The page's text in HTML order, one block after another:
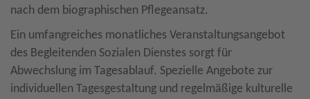
nach dem biographischen Pflegeansatz.
Ein umfangreiches monatliches Veranstaltungsangebot
des Begleitenden Sozialen Dienstes sorgt für
Abwechslung im Tagesablauf. Spezielle Angebote zur
individuellen Tagesgestaltung und regelmäßige kulturelle